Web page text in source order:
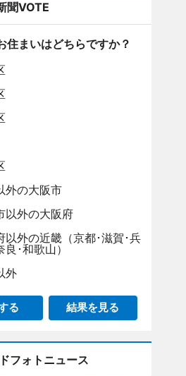
聞VOTE
住まいはどちらですか？
外の大阪市
以外の大阪府
以外の近畿（京都･滋賀･兵
良･和歌山）
外
る 結果を見る
フォトニュース